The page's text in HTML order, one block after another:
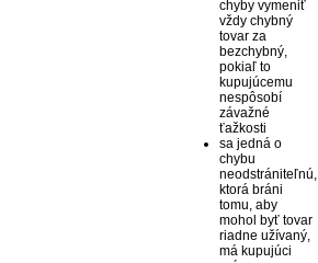
chyby vymeniť
vždy chybný
tovar za
bezchybný,
pokiaľ to
kupujúcemu
nespôsobí
závažné
ťažkosti
sa jedná o
chybu
neodstrániteľnú,
ktorá bráni
tomu, aby
mohol byť tovar
riadne užívaný,
má kupujúci